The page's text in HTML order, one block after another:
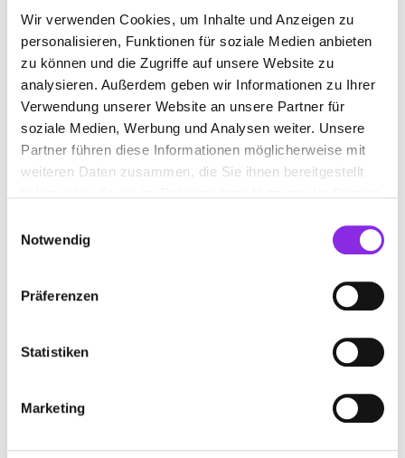
Wir verwenden Cookies, um Inhalte und Anzeigen zu
personalisieren, Funktionen für soziale Medien anbieten
zu können und die Zugriffe auf unsere Website zu
analysieren. Außerdem geben wir Informationen zu Ihrer
Verwendung unserer Website an unsere Partner für
soziale Medien, Werbung und Analysen weiter. Unsere
Partner führen diese Informationen möglicherweise mit
weiteren Daten zusammen, die Sie ihnen bereitgestellt
Notwendig
Präferenzen
Statistiken
Marketing
HERR MARTIN STRAUB
Pappelweg 27
+497442122980
www.zahnarzt-straub.de
Stuttgarter Straße 12
| 72250 Freudenstadt DE
+4974417812